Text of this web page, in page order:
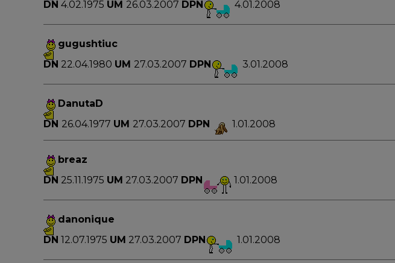
DN 4.02.1975 UM 26.03.2007 DPN 4.01.2008
gugushtiuc
DN 22.04.1980 UM 27.03.2007 DPN 3.01.2008
DanutaD
DN 26.04.1977 UM 27.03.2007 DPN 1.01.2008
breaz
DN 25.11.1975 UM 27.03.2007 DPN 1.01.2008
danonique
DN 12.07.1975 UM 27.03.2007 DPN 1.01.2008